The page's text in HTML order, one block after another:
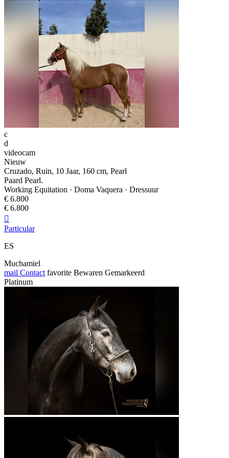
c
d
videocam
Nieuw
Cruzado, Ruin, 10 Jaar, 160 cm, Pearl
Paard Pearl.
Working Equitation · Doma Vaquera · Dressuur
€ 6.800
€ 6.800

Particular
ES
Muchamiel
mail Contact favorite Bewaren Gemarkeerd
Platinum